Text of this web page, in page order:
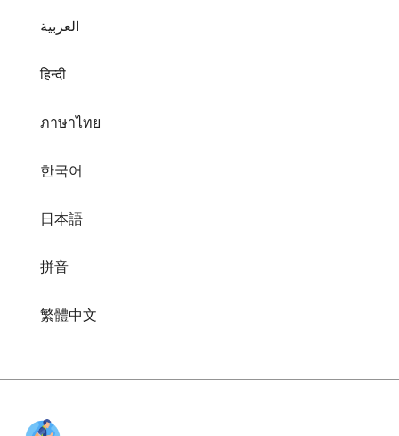
العربية
हिन्दी
ภาษาไทย
한국어
日本語
拼音
繁體中文